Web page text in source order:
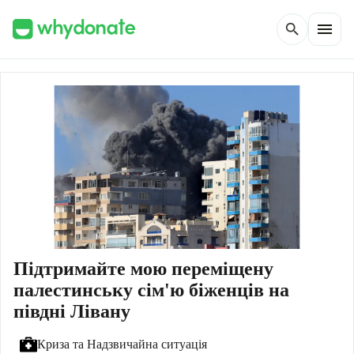
search menu
Підтримайте мою переміщену
палестинську сім'ю біженців на
півдні Лівану
Криза та Надзвичайна ситуація